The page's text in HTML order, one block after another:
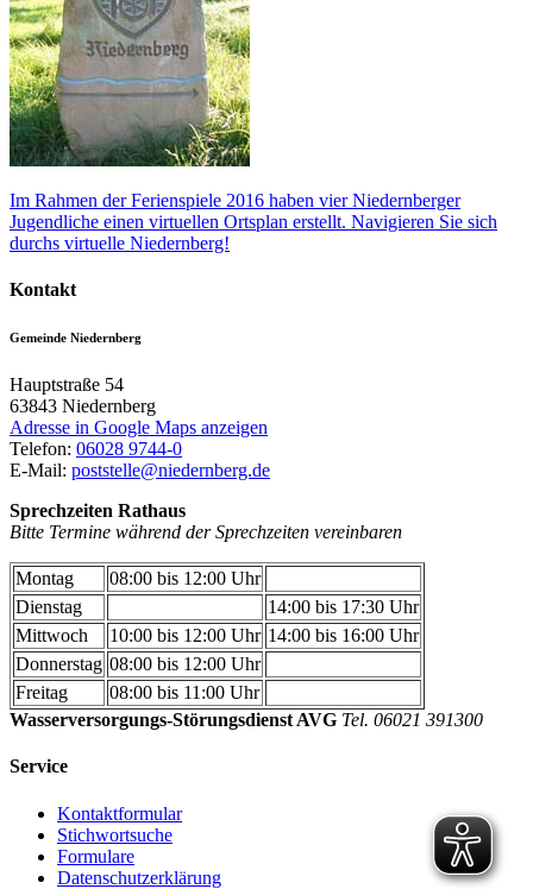
Im Rahmen der Ferienspiele 2016 haben vier Niedernberger
Jugendliche einen virtuellen Ortsplan erstellt. Navigieren Sie sich
durchs virtuelle Niedernberg!
Kontakt
Gemeinde Niedernberg
Hauptstraße 54
63843 Niedernberg
Adresse in Google Maps anzeigen
Telefon: 06028 9744-0
E-Mail: poststelle@niedernberg.de
Sprechzeiten Rathaus
Bitte Termine während der Sprechzeiten vereinbaren
Montag
08:00 bis 12:00 Uhr
Dienstag
14:00 bis 17:30 Uhr
Mittwoch
10:00 bis 12:00 Uhr 14:00 bis 16:00 Uhr
Donnerstag 08:00 bis 12:00 Uhr
Freitag
08:00 bis 11:00 Uhr
Wasserversorgungs-Störungsdienst AVG Tel. 06021 391300
Service
Kontaktformular
Stichwortsuche
Formulare
Datenschutzerklärung